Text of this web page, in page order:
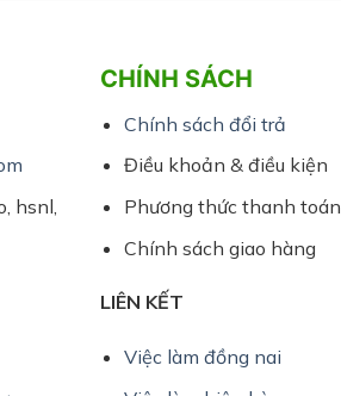
hsnl,
CHÍNH SÁCH
Chính sách đổi trả
Điều khoản & điều kiện
Phương thức thanh toán
Chính sách giao hàng
LIÊN KẾT
Việc làm đồng nai